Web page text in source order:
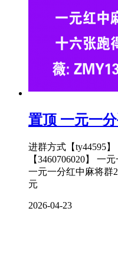
置顶 一元一
进群方式【ty44595
【3460706020】 一
一元一分红中麻将群
元
2026-04-23